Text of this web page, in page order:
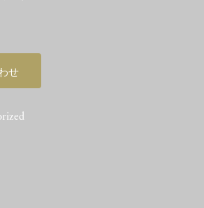
せ